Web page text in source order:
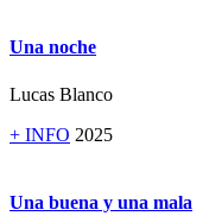
Una noche
Lucas Blanco
+ INFO 2025
Una buena y una mala